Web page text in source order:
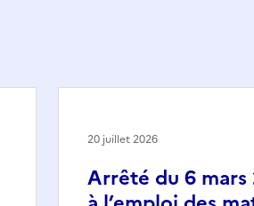
Arrêté du 6
20 juillet 2026